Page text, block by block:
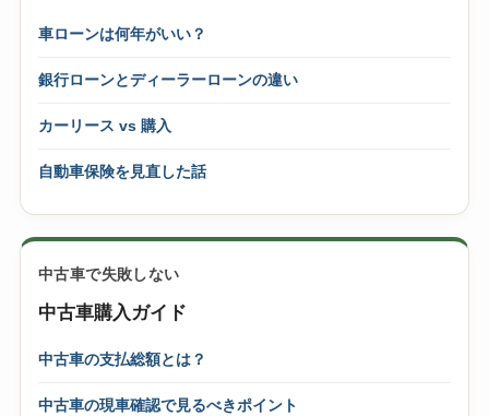
車ローンは何年がいい？
銀行ローンとディーラーローンの違い
カーリース vs 購入
自動車保険を見直した話
中古車で失敗しない
中古車購入ガイド
中古車の支払総額とは？
中古車の現車確認で見るべきポイント